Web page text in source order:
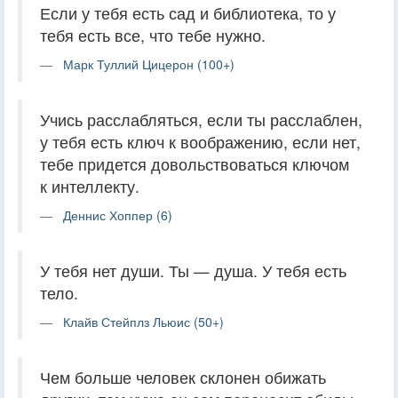
Если у тебя есть сад и библиотека, то у
тебя есть все, что тебе нужно.
Марк Туллий Цицерон (100+)
Учись расслабляться, если ты расслаблен,
у тебя есть ключ к воображению, если нет,
тебе придется довольствоваться ключом
к интеллекту.
Деннис Хоппер (6)
У тебя нет души. Ты — душа. У тебя есть
тело.
Клайв Стейплз Льюис (50+)
Чем больше человек склонен обижать